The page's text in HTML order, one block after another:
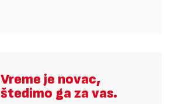
Vreme je novac,
štedimo ga za vas.